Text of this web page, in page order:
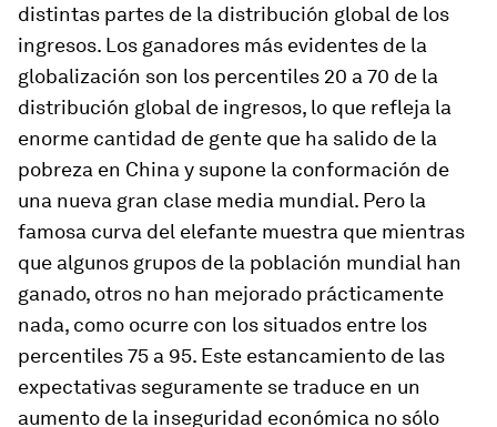
distintas partes de la distribución global de los
ingresos. Los ganadores más evidentes de la
globalización son los percentiles 20 a 70 de la
distribución global de ingresos, lo que refleja la
enorme cantidad de gente que ha salido de la
pobreza en China y supone la conformación de
una nueva gran clase media mundial. Pero la
famosa curva del elefante muestra que mientras
que algunos grupos de la población mundial han
ganado, otros no han mejorado prácticamente
nada, como ocurre con los situados entre los
percentiles 75 a 95. Este estancamiento de las
expectativas seguramente se traduce en un
aumento de la inseguridad económica no sólo